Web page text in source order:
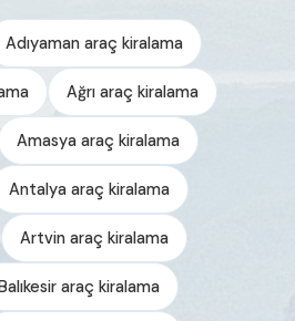
Adıyaman araç kiralama
Ağrı araç kiralama
Amasya araç kiralama
Antalya araç kiralama
Artvin araç kiralama
araç kiralama